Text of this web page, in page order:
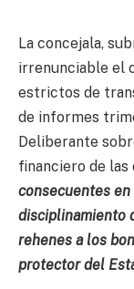
La concejala,
irrenunciable el
estrictos de
de informes
Deliberante
financiero de las
consecuentes
disciplinamiento
rehenes a los
protector del